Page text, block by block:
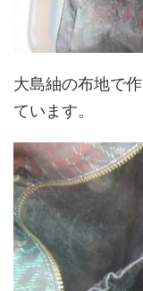
大島紬の布地で
ています。